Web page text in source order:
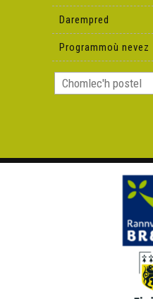
Darempred
Programmoù nevez